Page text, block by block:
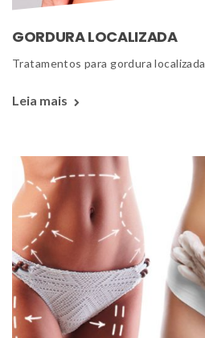
GORDURA LOCALIZADA
Tratamentos para gordura localizada
Leia mais